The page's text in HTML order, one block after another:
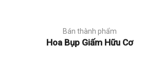
Bán thành phẩm
Hoa Bụp Giấm Hữu Cơ